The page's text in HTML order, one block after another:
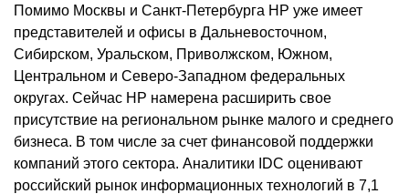
Помимо Москвы и Санкт-Петербурга НР уже имеет
представителей и офисы в Дальневосточном,
Сибирском, Уральском, Приволжском, Южном,
Центральном и Северо-Западном федеральных
округах. Сейчас НР намерена расширить свое
присутствие на региональном рынке малого и среднего
бизнеса. В том числе за счет финансовой поддержки
компаний этого сектора. Аналитики IDC оценивают
российский рынок информационных технологий в 7,1